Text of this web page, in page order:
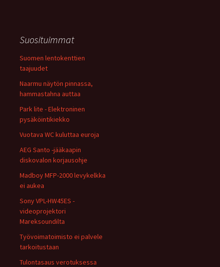
Suosituimmat
Suomen lentokenttien
taajuudet
Naarmu näytön pinnassa,
hammastahna auttaa
Park lite - Elektroninen
pysäköintikiekko
Vuotava WC kuluttaa euroja
AEG Santo -jääkaapin
diskovalon korjausohje
Madboy MFP-2000 levykelkka
ei aukea
Sony VPL-HW45ES -
videoprojektori
Mareksoundilta
Työvoimatoimisto ei palvele
tarkoitustaan
Tulontasaus verotuksessa